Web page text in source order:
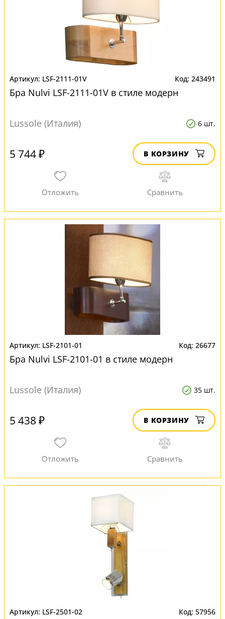
LSF-2111-01V 243491
Бра Nulvi LSF-2111-01V в стиле модерн
Lussole (Италия) 6 шт.
5 744 ₽ В КОРЗИНУ
LSF-2101-01 26677
Бра Nulvi LSF-2101-01 в стиле модерн
Lussole (Италия) 35 шт.
5 438 ₽ В КОРЗИНУ
LSF-2501-02 57956